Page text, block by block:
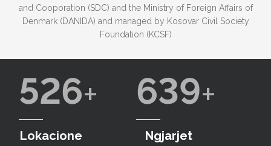
and Cooporation (SDC) and the Ministry of Foreign Affairs of
Denmark (DANIDA) and managed by Kosovar Civil Society
Foundation (KCSF)
526
Lokacione
639
Ngjarjet